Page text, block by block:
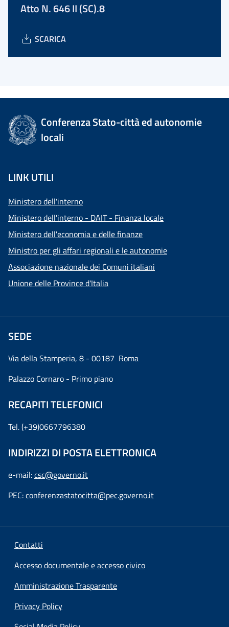
Atto N. 646 II (SC).8
SCARICA
Conferenza Stato-città ed autonomie
locali
LINK UTILI
Ministero dell'interno
Ministero dell'interno - DAIT - Finanza locale
Ministero dell'economia e delle finanze
Ministro per gli affari regionali e le autonomie
Associazione nazionale dei Comuni italiani
Unione delle Province d'Italia
SEDE
Via della Stamperia, 8 - 00187 Roma
Palazzo Cornaro - Primo piano
RECAPITI TELEFONICI
Tel. (+39)0667796380
INDIRIZZI DI POSTA ELETTRONICA
e-mail:csc@governo.it
PEC:conferenzastatocitta@pec.governo.it
Contatti
Accesso documentale e accesso civico
Amministrazione Trasparente
Privacy Policy